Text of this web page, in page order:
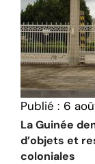
Publié : 6
La Guinée
d’objets et
coloniales